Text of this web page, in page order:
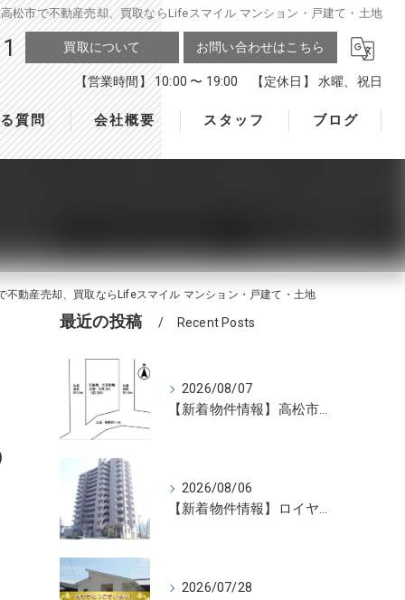
高松市で不動産売却、買取ならLifeスマイル マンション・戸建て・土地
買取について お問い合わせはこちら
【営業時間】 10:00 〜 19:00 【定休日】 水曜、祝日
質問 会社概要 スタッフ ブログ
不動産売却、買取ならLifeスマイル マンション・戸建て・土地
最近の投稿 Recent Posts
2026/08/07
【新着物件情報】高松市寺井町売土地 高松の不動産売却、不動産買取、不動産査定のことならLifeスマイル
2026/08/06
【新着物件情報】ロイヤルガーデン宇多津駅前三番館1305号 高松の不動産売却、不動産買取、不動産査定のことならLifeスマイル
2026/07/28